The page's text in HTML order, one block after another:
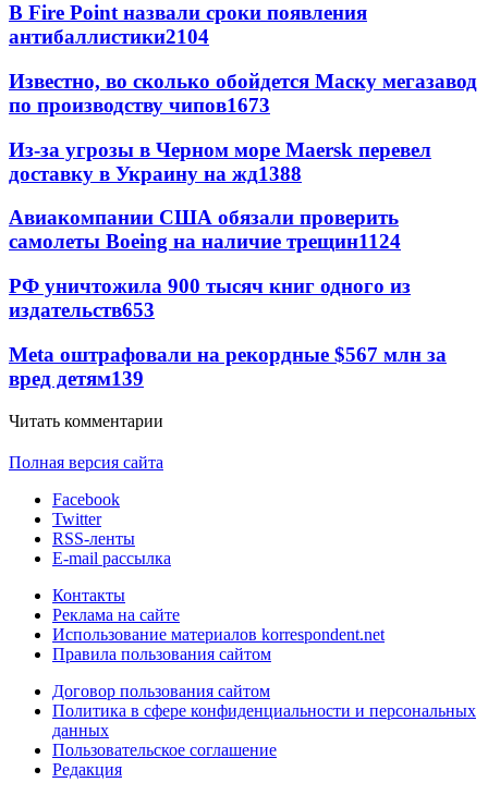
В Fire Point назвали сроки появления
антибаллистики2104
Известно, во сколько обойдется Маску мегазавод
по производству чипов1673
Из-за угрозы в Черном море Maersk перевел
доставку в Украину на жд1388
Авиакомпании США обязали проверить
самолеты Boeing на наличие трещин1124
РФ уничтожила 900 тысяч книг одного из
издательств653
Meta оштрафовали на рекордные $567 млн за
вред детям139
Читать комментарии
Полная версия сайта
Facebook
Twitter
RSS-ленты
E-mail рассылка
Контакты
Реклама на сайте
Использование материалов korrespondent.net
Правила пользования сайтом
Договор пользования сайтом
Политика в сфере конфиденциальности и персональных
данных
Пользовательское соглашение
Редакция